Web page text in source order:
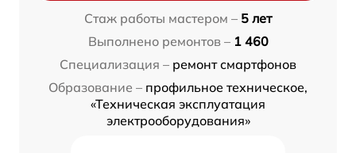
Стаж работы мастером – 5 лет
Выполнено ремонтов – 1 460
Специализация – ремонт смартфонов
Образование – профильное техническое,
«Техническая эксплуатация
электрооборудования»